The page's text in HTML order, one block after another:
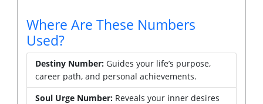
Where Are These Numbers
Used?
Destiny Number: Guides your life’s purpose,
career path, and personal achievements.
Soul Urge Number: Reveals your inner desires